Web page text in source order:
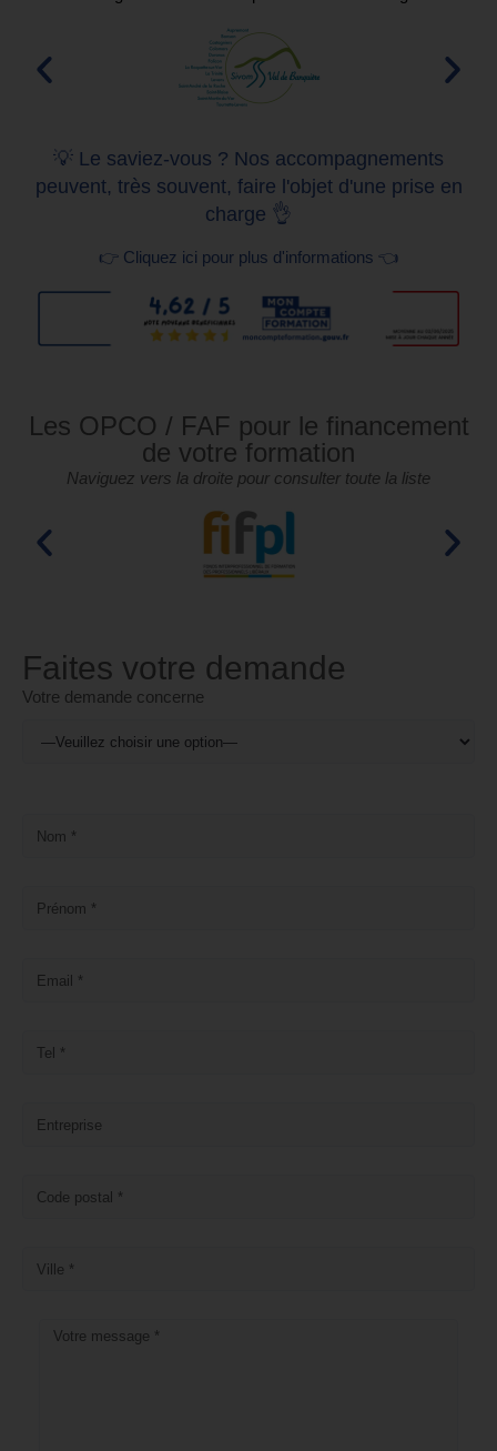
💡 Le saviez-vous ? Nos accompagnements
peuvent, très souvent, faire l'objet d'une prise en
charge 👌
👉 Cliquez ici pour plus d'informations 👈
Les OPCO / FAF pour le financement
de votre formation
Naviguez vers la droite pour consulter toute la liste
Faites votre demande
Votre demande concerne